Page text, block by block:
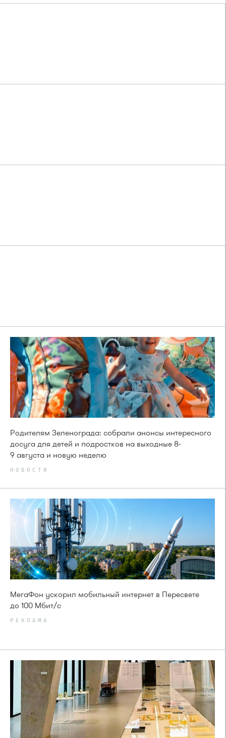
Родителям Зеленограда: собрали анонсы интересного
досуга для детей и подростков на выходные 8-
9 августа и новую неделю
НОВОСТИ
МегаФон ускорил мобильный интернет в Пересвете
до 100 Мбит/с
РЕКЛАМА